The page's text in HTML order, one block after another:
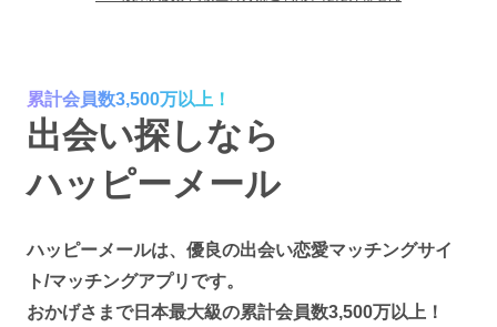
累計会員数3,500万以上！
出会い探しなら
ハッピーメール
ハッピーメールは、優良の出会い恋愛マッチングサイ
ト/マッチングアプリです。
おかげさまで日本最大級の累計会員数3,500万以上！